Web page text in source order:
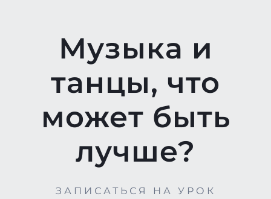
Музыка и
танцы, что
может быть
лучше?
ЗАПИСАТЬСЯ НА УРОК